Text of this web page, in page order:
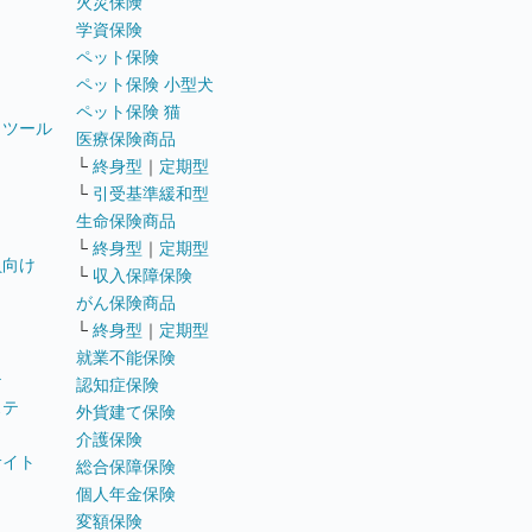
ール
け
ト
学資保険
ペット保険
ペット保険 小型犬
ペット保険 猫
医療保険商品
└ 終身型 ｜ 定期型
└ 引受基準緩和型
生命保険商品
└ 終身型 ｜ 定期型
└ 収入保障保険
がん保険商品
└ 終身型 ｜ 定期型
就業不能保険
認知症保険
外貨建て保険
介護保険
総合保障保険
個人年金保険
変額保険